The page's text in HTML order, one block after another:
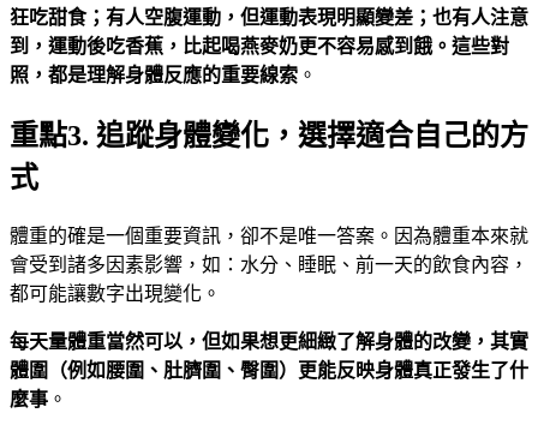
狂吃甜食；有人空腹運動，但運動表現明顯變差；也有人注意
到，運動後吃香蕉，比起喝燕麥奶更不容易感到餓。這些對
照，都是理解身體反應的重要線索 。
重點3. 追蹤身體變化，選擇適合自己的方
式
體重的確是一個重要資訊，卻不是唯一答案。因為體重本來就
會受到諸多因素影響，如：水分、睡眠、前一天的飲食內容，
都可能讓數字出現變化。
每天量體重當然可以，但如果想更細緻了解身體的改變，其實
體圍（例如腰圍、肚臍圍、臀圍）更能反映身體真正發生了什
麼事 。